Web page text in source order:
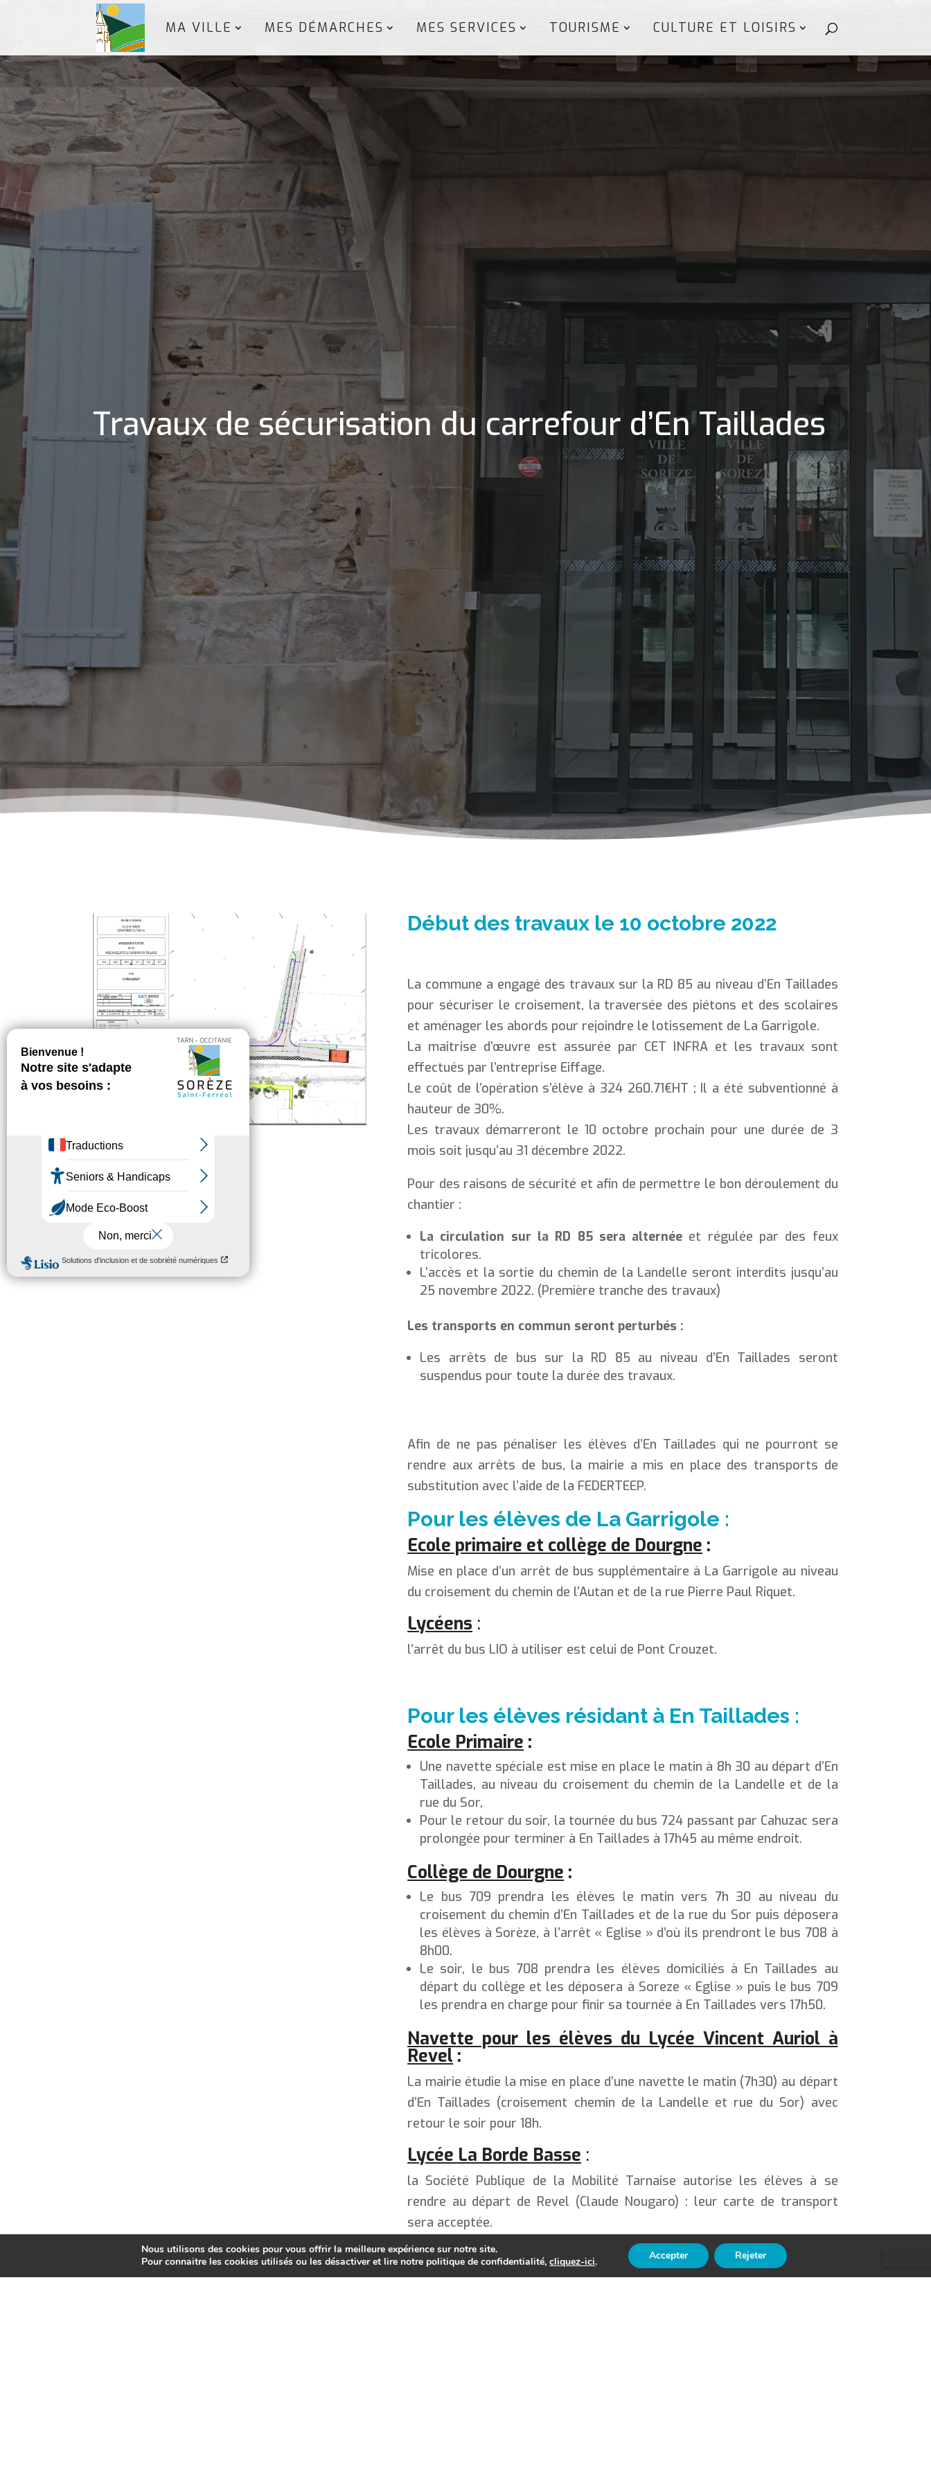
MA VILLE MES DÉMARCHES MES SERVICES TOURISME CULTURE ET LOISIRS
Travaux de sécurisation du carrefour d’En Taillades
Début des travaux le 10 octobre 2022
La commune a engagé des travaux sur la RD 85 au niveau d’En Taillades
pour sécuriser le croisement, la traversée des piétons et des scolaires
et aménager les abords pour rejoindre le lotissement de La Garrigole.
La maitrise d’œuvre est assurée par CET INFRA et les travaux sont
effectués par l’entreprise Eiffage.
Le coût de l’opération s’élève à 324 260.71€HT ; Il a été subventionné à
hauteur de 30%.
Les travaux démarreront le 10 octobre prochain pour une durée de 3
mois soit jusqu’au 31 décembre 2022.
Pour des raisons de sécurité et afin de permettre le bon déroulement du
chantier :
La circulation sur la RD 85 sera alternée et régulée par des feux
tricolores.
L’accès et la sortie du chemin de la Landelle seront interdits jusqu’au
25 novembre 2022. (Première tranche des travaux)
Les transports en commun seront perturbés :
Les arrêts de bus sur la RD 85 au niveau d’En Taillades seront
suspendus pour toute la durée des travaux.
Afin de ne pas pénaliser les élèves d’En Taillades qui ne pourront se
rendre aux arrêts de bus, la mairie a mis en place des transports de
substitution avec l’aide de la FEDERTEEP.
Pour les élèves de La Garrigole :
Ecole primaire et collège de Dourgne :
Mise en place d’un arrêt de bus supplémentaire à La Garrigole au niveau
du croisement du chemin de l’Autan et de la rue Pierre Paul Riquet.
Lycéens :
l’arrêt du bus LIO à utiliser est celui de Pont Crouzet.
Pour les élèves résidant à En Taillades :
Ecole Primaire :
Une navette spéciale est mise en place le matin à 8h 30 au départ d’En
Taillades, au niveau du croisement du chemin de la Landelle et de la
rue du Sor,
Pour le retour du soir, la tournée du bus 724 passant par Cahuzac sera
prolongée pour terminer à En Taillades à 17h45 au même endroit.
Collège de Dourgne :
Le bus 709 prendra les élèves le matin vers 7h 30 au niveau du
croisement du chemin d’En Taillades et de la rue du Sor puis déposera
les élèves à Sorèze, à l’arrêt « Eglise » d’où ils prendront le bus 708 à
8h00.
Le soir, le bus 708 prendra les élèves domiciliés à En Taillades au
départ du collège et les déposera à Soreze « Eglise » puis le bus 709
les prendra en charge pour finir sa tournée à En Taillades vers 17h50.
Navette pour les élèves du Lycée Vincent Auriol à
Revel :
La mairie étudie la mise en place d’une navette le matin (7h30) au départ
d’En Taillades (croisement chemin de la Landelle et rue du Sor) avec
retour le soir pour 18h.
Lycée La Borde Basse :
la Société Publique de la Mobilité Tarnaise autorise les élèves à se
rendre au départ de Revel (Claude Nougaro) : leur carte de transport
sera acceptée.
Nous utilisons des cookies pour vous offrir la meilleure expérience sur notre site.
Pour connaitre les cookies utilisés ou les désactiver et lire notre politique de confidentialité,cliquez-ici. Accepter Rejeter